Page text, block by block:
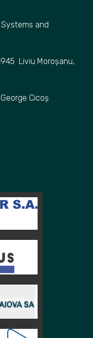
Systems and
Liviu Moroșanu,
Cicoș